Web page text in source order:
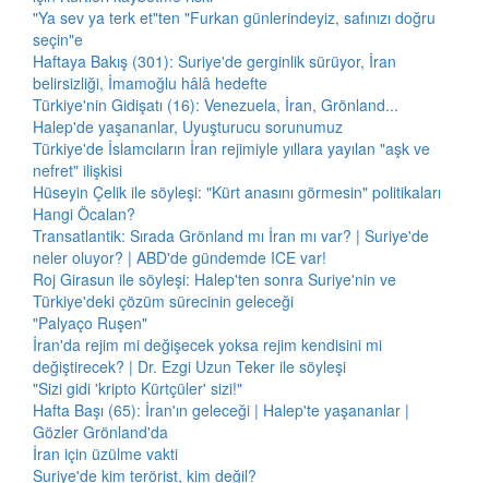
"Ya sev ya terk et"ten "Furkan günlerindeyiz, safınızı doğru
seçin"e
Haftaya Bakış (301): Suriye'de gerginlik sürüyor, İran
belirsizliği, İmamoğlu hâlâ hedefte
Türkiye'nin Gidişatı (16): Venezuela, İran, Grönland...
Halep'de yaşananlar, Uyuşturucu sorunumuz
Türkiye'de İslamcıların İran rejimiyle yıllara yayılan "aşk ve
nefret" ilişkisi
Hüseyin Çelik ile söyleşi: "Kürt anasını görmesin" politikaları
Hangi Öcalan?
Transatlantik: Sırada Grönland mı İran mı var? | Suriye'de
neler oluyor? | ABD'de gündemde ICE var!
Roj Girasun ile söyleşi: Halep'ten sonra Suriye'nin ve
Türkiye'deki çözüm sürecinin geleceği
"Palyaço Ruşen"
İran'da rejim mi değişecek yoksa rejim kendisini mi
değiştirecek? | Dr. Ezgi Uzun Teker ile söyleşi
"Sizi gidi 'kripto Kürtçüler' sizi!"
Hafta Başı (65): İran'ın geleceği | Halep'te yaşananlar |
Gözler Grönland'da
İran için üzülme vakti
Suriye'de kim terörist, kim değil?